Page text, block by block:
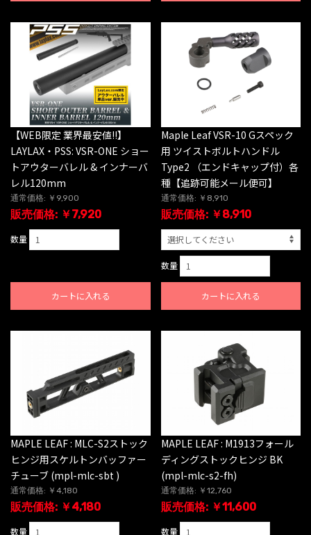
【WEB限定 業界最安値!!】
LAYLAX・PSS: VSR-ONE ショー
トアウターバレル & インナーバ
レル120mm
通常価格: ￥9,900
販売価格: ￥7,920
数量
カートに入れる
Maple Leaf VSR-10 Gスペック
用 ツイストボルトハンドル
Type2 （エンドキャップ付）各
種【追跡可能メール便可】
通常価格: ￥8,910
販売価格: ￥8,910
数量
カートに入れる
MAPLE LEAF : MLC-S2ストック
ヒンジ用スケルトンバッファー
チューブ (mpl-mlc-sbt )
通常価格: ￥4,180
販売価格: ￥4,180
数量
MAPLE LEAF : M1913フォール
ディングストックヒンジ BK
(mpl-mlc-s2-fh)
通常価格: ￥12,760
販売価格: ￥11,600
数量